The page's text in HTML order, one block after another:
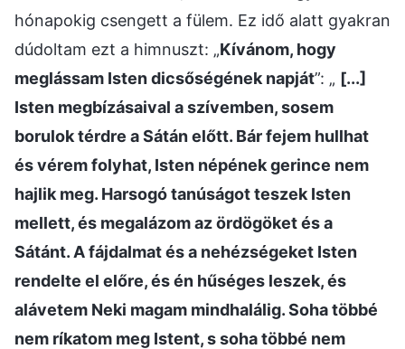
hónapokig csengett a fülem. Ez idő alatt gyakran
dúdoltam ezt a himnuszt: „Kívánom, hogy
meglássam Isten dicsőségének napját”: „ [...]
Isten megbízásaival a szívemben, sosem
borulok térdre a Sátán előtt. Bár fejem hullhat
és vérem folyhat, Isten népének gerince nem
hajlik meg. Harsogó tanúságot teszek Isten
mellett, és megalázom az ördögöket és a
Sátánt. A fájdalmat és a nehézségeket Isten
rendelte el előre, és én hűséges leszek, és
alávetem Neki magam mindhalálig. Soha többé
nem ríkatom meg Istent, s soha többé nem